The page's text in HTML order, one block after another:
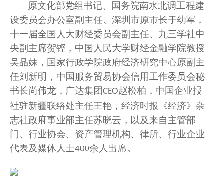
原文化部党组书记、
国务院南水北调工程建
设委员会办公室副主任、 深圳市原市长于幼军 ，
十一届全国人大财经委员会副主任、九三学社中
央副主席贺铿 ， 中国人民大学财经金融学院教授
吴晶妹 ， 国家行政学院政府经济研究中心原副主
任刘新明 ， 中国服务贸易协会信用工作委员会秘
书长尚伟龙，广达集团CEO赵松柏，中国企业报
社驻新疆联络处主任王艳 ， 经济时报《经济》杂
志社政府事业部主任苏晓云 ，以及来自主管部
门、行业协会、 资产管理机构、 律所、 行业企业
代表及媒体 人士400余人出席。